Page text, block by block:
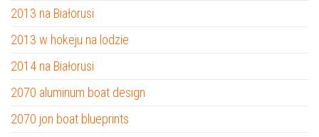
2013 na Białorusi
2013 w hokeju na lodzie
2014 na Białorusi
2070 aluminum boat design
2070 jon boat blueprints